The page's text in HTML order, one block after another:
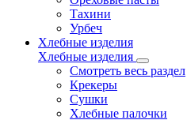
Тахини
Урбеч
Хлебные изделия
Хлебные изделия
Смотреть весь раздел
Крекеры
Сушки
Хлебные палочки